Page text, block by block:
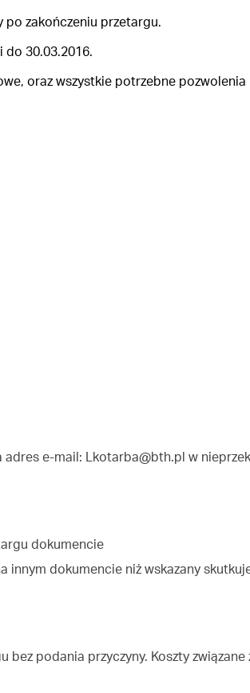
po zakończeniu przetargu.
do 30.03.2016.
oraz wszystkie potrzebne pozwolenia
adres e-mail: Lkotarba@bth.pl w
dokumencie
innym dokumencie niż wskazany
podania przyczyny. Koszty